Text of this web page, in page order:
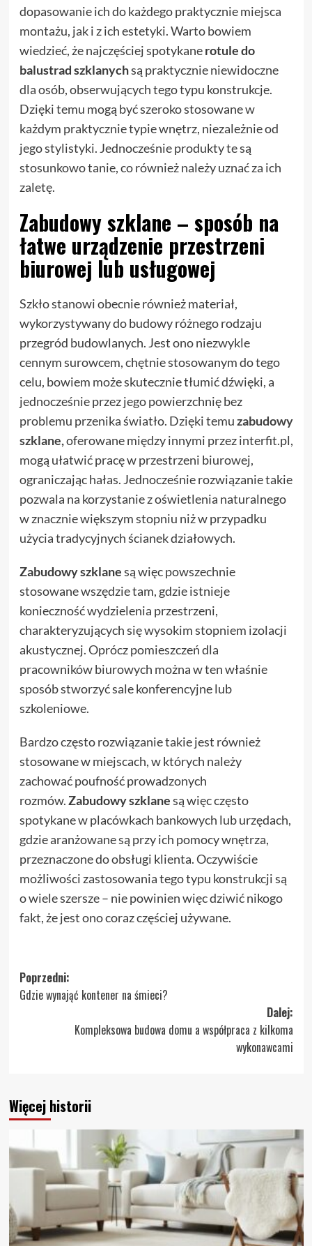
dopasowanie ich do każdego praktycznie miejsca
montażu, jak i z ich estetyki. Warto bowiem
wiedzieć, że najczęściej spotykanerotule do
balustrad szklanychsą praktycznie niewidoczne
dla osób, obserwujących tego typu konstrukcje.
Dzięki temu mogą być szeroko stosowane w
każdym praktycznie typie wnętrz, niezależnie od
jego stylistyki. Jednocześnie produkty te są
stosunkowo tanie, co również należy uznać za ich
zaletę.
Zabudowy szklane – sposób na
łatwe urządzenie przestrzeni
biurowej lub usługowej
Szkło stanowi obecnie również materiał,
wykorzystywany do budowy różnego rodzaju
przegród budowlanych. Jest ono niezwykle
cennym surowcem, chętnie stosowanym do tego
celu, bowiem może skutecznie tłumić dźwięki, a
jednocześnie przez jego powierzchnię bez
problemu przenika światło. Dzięki temuzabudowy
szklane,oferowane między innymi przez interfit.pl,
mogą ułatwić pracę w przestrzeni biurowej,
ograniczając hałas. Jednocześnie rozwiązanie takie
pozwala na korzystanie z oświetlenia naturalnego
w znacznie większym stopniu niż w przypadku
użycia tradycyjnych ścianek działowych.
Zabudowy szklanesą więc powszechnie
stosowane wszędzie tam, gdzie istnieje
konieczność wydzielenia przestrzeni,
charakteryzujących się wysokim stopniem izolacji
akustycznej. Oprócz pomieszczeń dla
pracowników biurowych można w ten właśnie
sposób stworzyć sale konferencyjne lub
szkoleniowe.
Bardzo często rozwiązanie takie jest również
stosowane w miejscach, w których należy
zachować poufność prowadzonych
rozmów.Zabudowy szklanesą więc często
spotykane w placówkach bankowych lub urzędach,
gdzie aranżowane są przy ich pomocy wnętrza,
przeznaczone do obsługi klienta. Oczywiście
możliwości zastosowania tego typu konstrukcji są
o wiele szersze – nie powinien więc dziwić nikogo
fakt, że jest ono coraz częściej używane.
Zobacz
wpisy
Poprzedni:
Gdzie wynająć kontener na śmieci?
Dalej:
Kompleksowa budowa domu a współpraca z kilkoma
wykonawcami
Więcej historii